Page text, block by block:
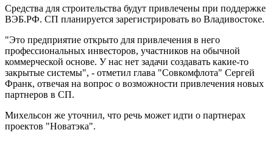
Средства для строительства будут привлечены при поддержке
ВЭБ.РФ. СП планируется зарегистрировать во Владивостоке.
"Это предприятие открыто для привлечения в него
профессиональных инвесторов, участников на обычной
коммерческой основе. У нас нет задачи создавать какие-то
закрытые системы", - отметил глава "Совкомфлота" Сергей
Франк, отвечая на вопрос о возможности привлечения новых
партнеров в СП.
Михельсон же уточнил, что речь может идти о партнерах
проектов "Новатэка".